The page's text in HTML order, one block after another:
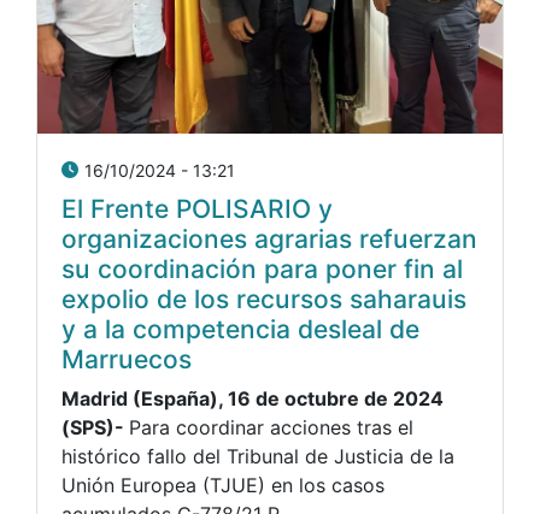
16/10/2024 - 13:21
El Frente POLISARIO y
organizaciones agrarias refuerzan
su coordinación para poner fin al
expolio de los recursos saharauis
y a la competencia desleal de
Marruecos
Madrid (España), 16 de octubre de 2024
(SPS)- Para coordinar acciones tras el
histórico fallo del Tribunal de Justicia de la
Unión Europea (TJUE) en los casos